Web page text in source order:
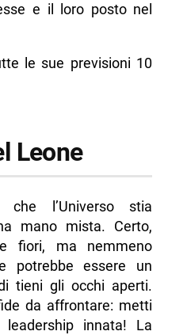
e il loro posto nel
le sue previsioni 10
Leone
l’Universo stia
mano mista. Certo,
fiori, ma nemmeno
potrebbe essere un
tieni gli occhi aperti.
da affrontare: metti
innata! La